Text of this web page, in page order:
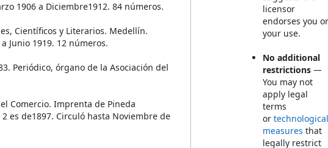
1906 a Diciembre1912. 84 números.
Científicos y Literarios. Medellín.
Junio 1919. 12 números.
Periódico, órgano de la Asociación del
Comercio. Imprenta de Pineda
es de1897. Circuló hasta Noviembre de
licensor
endorses you or
your use.
No additional
restrictions —
You may not
apply legal
terms
ortechnological
measures that
legally restrict